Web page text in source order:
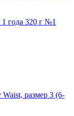
года 320 г №1